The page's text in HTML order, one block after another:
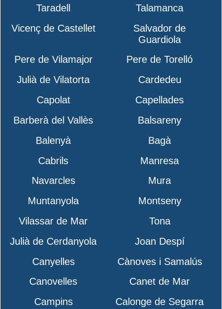
Taradell
Talamanca
Vicenç de Castellet
Salvador de
Guardiola
Pere de Vilamajor
Pere de Torelló
Julià de Vilatorta
Cardedeu
Capolat
Capellades
Barberà del Vallès
Balsareny
Balenyà
Bagà
Cabrils
Manresa
Navarcles
Mura
Muntanyola
Montseny
Vilassar de Mar
Tona
Julià de Cerdanyola
Joan Despí
Canyelles
Cànoves i Samalús
Canovelles
Canet de Mar
Campins
Calonge de Segarra